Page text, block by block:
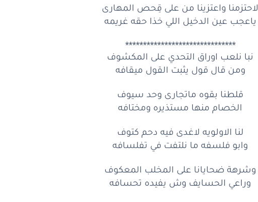
لاحتزمنا واعتزينا من على قِحص المهارى
ياعجب عين الدخيل اللي خذا حقه غريمه
*******************************
نبا نلعب اوراق التحدي على المكشوف
ومن قال قول يثبت القول ميقافه
قلطنا بقوه ماتجارى وحد سيوف
الخصام منها مستذيره ومختافه
لنا الاولويه لاغدى فيه دحم كتوف
وابو فلسفه ما نلتفت في تفلسافه
وشرهة ضحايانا على المخلب المعكوف
وراعي الحسايف وش يفيده تحسافه